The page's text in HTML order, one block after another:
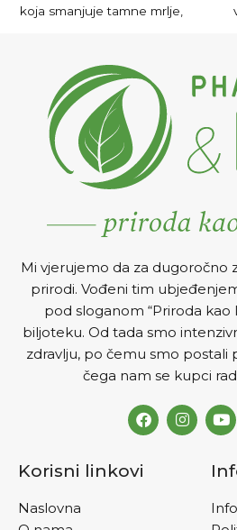
koja smanjuje tamne mrlje,
Mi vjerujemo da za dugoročno
prirodi. Vođeni tim
pod sloganom “Priroda kao
biljoteku. Od tada smo
zdravlju, po čemu smo postali
čega nam se kupci
Korisni linkovi
Naslovna